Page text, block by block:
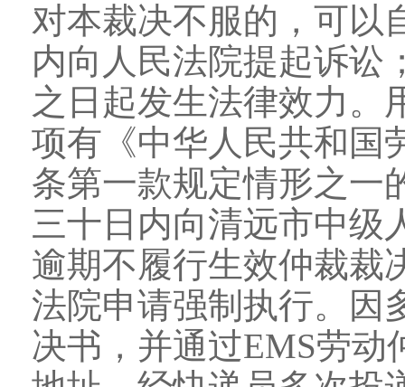
对本裁决不服的，可以
内向人民法院提起诉讼
之日起发生法律效力。
项有《中华人民共和国
条第一款规定情形之一
三十日内向清远市中级
逾期不履行生效仲裁裁
法院申请强制执行。因
决书，并通过EMS劳